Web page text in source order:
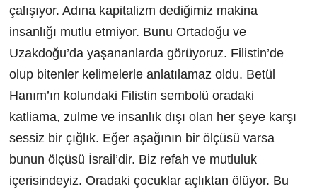
çalışıyor. Adına kapitalizm dediğimiz makina
insanlığı mutlu etmiyor. Bunu Ortadoğu ve
Uzakdoğu’da yaşananlarda görüyoruz. Filistin’de
olup bitenler kelimelerle anlatılamaz oldu. Betül
Hanım’ın kolundaki Filistin sembolü oradaki
katliama, zulme ve insanlık dışı olan her şeye karşı
sessiz bir çığlık. Eğer aşağının bir ölçüsü varsa
bunun ölçüsü İsrail’dir. Biz refah ve mutluluk
içerisindeyiz. Oradaki çocuklar açlıktan ölüyor. Bu